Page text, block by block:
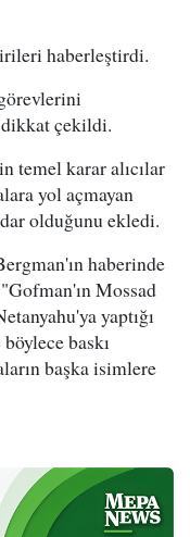
haberleştirdi.
dikkat çekildi.
temel karar alıcılar
yol açmayan
olduğunu ekledi.
haberinde
Mossad
yaptığı
baskı
başka isimlere